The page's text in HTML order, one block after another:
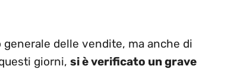
delle vendite, ma anche di
giorni, si è verificato un grave